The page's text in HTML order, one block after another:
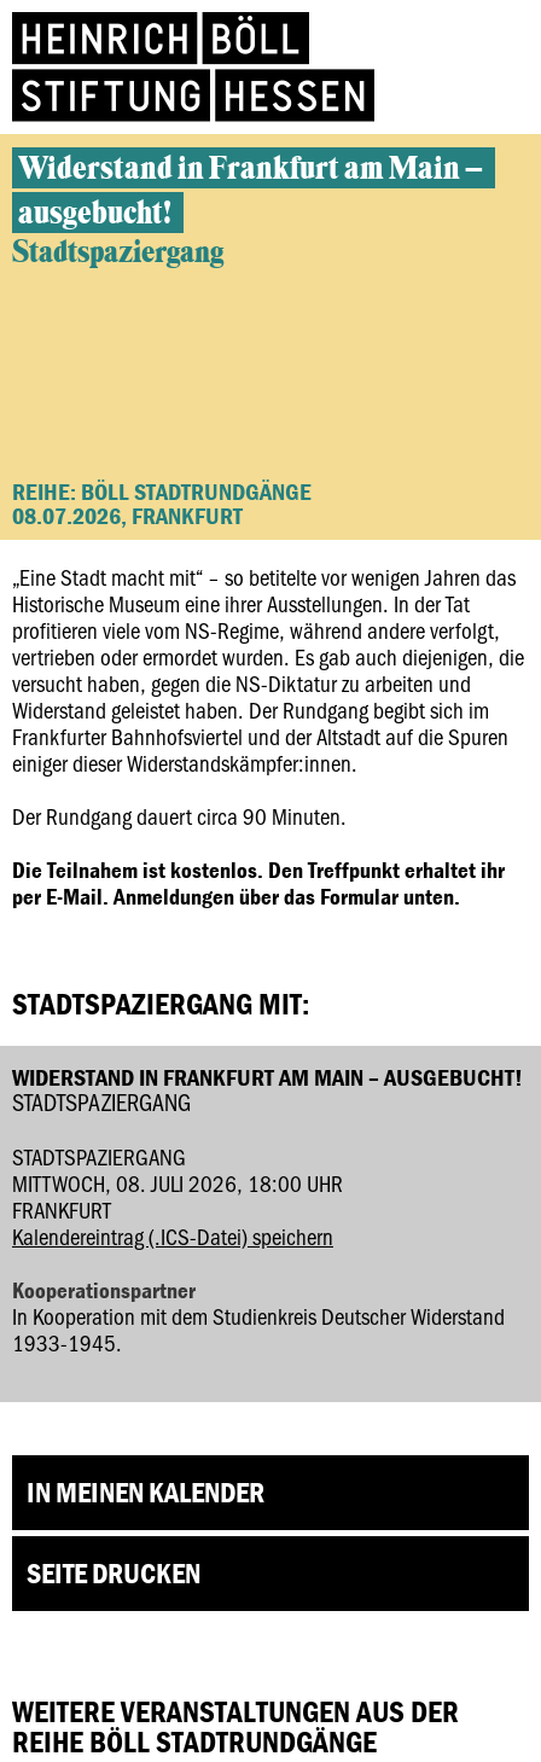
Widerstand in Frankfurt am Main –
ausgebucht!
Stadtspaziergang
REIHE: BÖLL STADTRUNDGÄNGE
08.07.2026, FRANKFURT
„Eine Stadt macht mit“ – so betitelte vor wenigen Jahren das
Historische Museum eine ihrer Ausstellungen. In der Tat
profitieren viele vom NS-Regime, während andere verfolgt,
vertrieben oder ermordet wurden. Es gab auch diejenigen, die
versucht haben, gegen die NS-Diktatur zu arbeiten und
Widerstand geleistet haben. Der Rundgang begibt sich im
Frankfurter Bahnhofsviertel und der Altstadt auf die Spuren
einiger dieser Widerstandskämpfer:innen.
Der Rundgang dauert circa 90 Minuten.
Die Teilnahem ist kostenlos. Den Treffpunkt erhaltet ihr
per E-Mail. Anmeldungen über das Formular unten.
STADTSPAZIERGANG MIT:
WIDERSTAND IN FRANKFURT AM MAIN – AUSGEBUCHT!
STADTSPAZIERGANG
STADTSPAZIERGANG
MITTWOCH, 08. JULI 2026, 18:00 UHR
FRANKFURT
Kalendereintrag (.ICS-Datei) speichern
Kooperationspartner
In Kooperation mit dem Studienkreis Deutscher Widerstand
1933-1945.
IN MEINEN KALENDER
SEITE DRUCKEN
WEITERE VERANSTALTUNGEN AUS DER
REIHE BÖLL STADTRUNDGÄNGE